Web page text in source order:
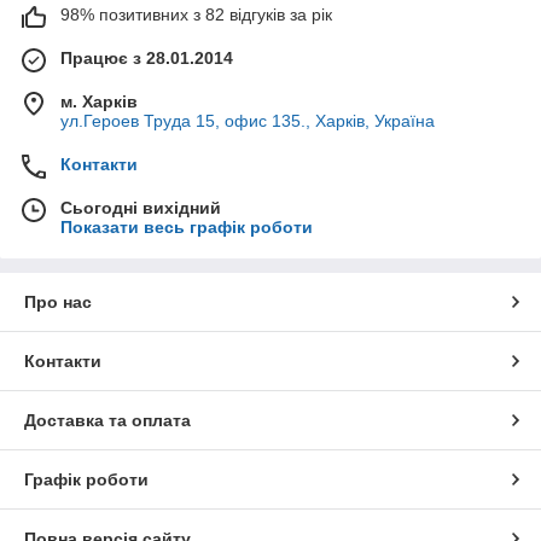
98% позитивних з 82 відгуків за рік
Працює з 28.01.2014
м. Харків
ул.Героев Труда 15, офис 135., Харків, Україна
Контакти
Сьогодні вихідний
Показати весь графік роботи
Про нас
Контакти
Доставка та оплата
Графік роботи